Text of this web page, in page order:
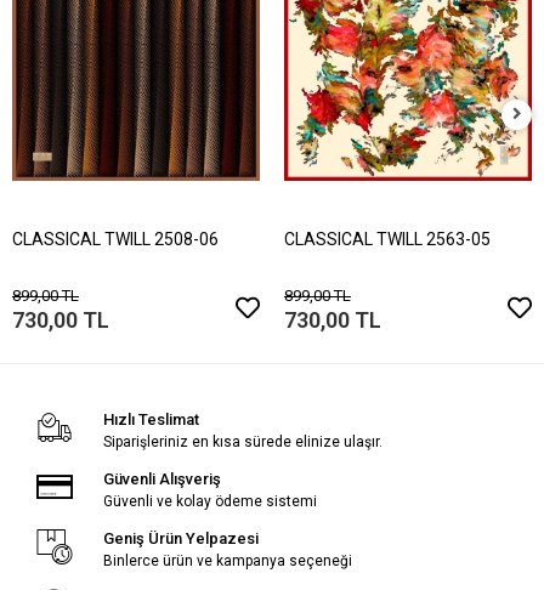
CLASSICAL TWILL 2508-06
899,00 TL
730,00 TL
CLASSICAL TWILL 2563-05
899,00 TL
730,00 TL
Hızlı Teslimat
Siparişleriniz en kısa sürede elinize ulaşır.
Güvenli Alışveriş
Güvenli ve kolay ödeme sistemi
Geniş Ürün Yelpazesi
Binlerce ürün ve kampanya seçeneği